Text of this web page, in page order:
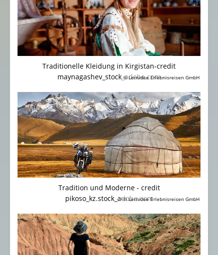
© Lernidee Erlebnisreisen GmbH
Traditionelle Kleidung in Kirgistan-credit
maynagashev_stock_adobe.com
© Lernidee Erlebnisreisen GmbH
Tradition und Moderne - credit
pikoso_kz.stock_adobe.com